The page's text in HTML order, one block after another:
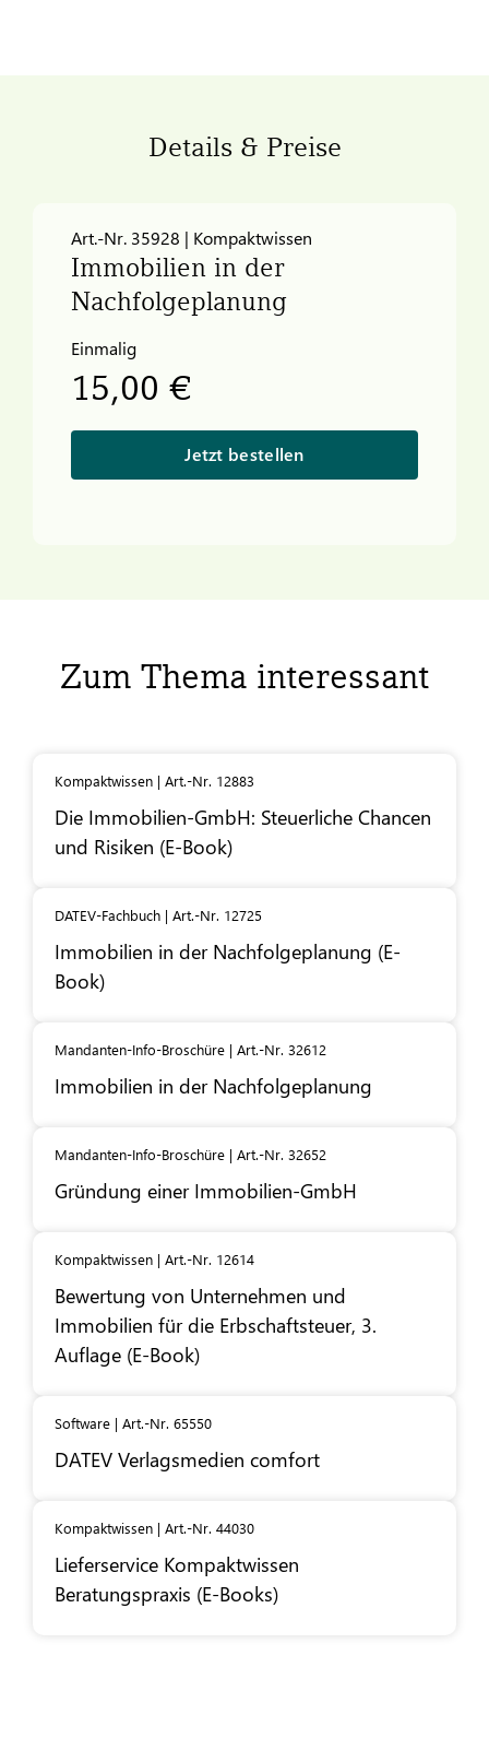
Details & Preise
Art.-Nr. 35928 | Kompaktwissen
Immobilien in der
Nachfolgeplanung
Einmalig
15,00 €
Jetzt bestellen
Zum Thema interessant
Kompaktwissen | Art.-Nr. 12883
Die Immobilien-GmbH: Steuerliche Chancen
und Risiken (E-Book)
DATEV-Fachbuch | Art.-Nr. 12725
Immobilien in der Nachfolgeplanung (E-
Book)
Mandanten-Info-Broschüre | Art.-Nr. 32612
Immobilien in der Nachfolgeplanung
Mandanten-Info-Broschüre | Art.-Nr. 32652
Gründung einer Immobilien-GmbH
Kompaktwissen | Art.-Nr. 12614
Bewertung von Unternehmen und
Immobilien für die Erbschaftsteuer, 3.
Auflage (E-Book)
Software | Art.-Nr. 65550
DATEV Verlagsmedien comfort
Kompaktwissen | Art.-Nr. 44030
Lieferservice Kompaktwissen
Beratungspraxis (E-Books)